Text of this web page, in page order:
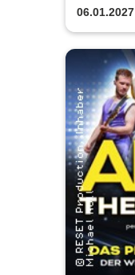
06.01.2027